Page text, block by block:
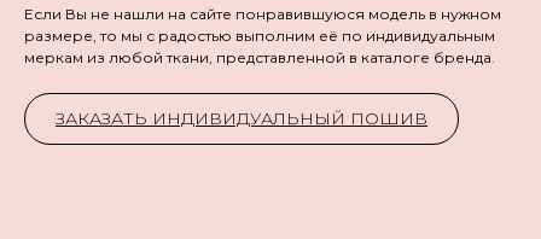
Если Вы не нашли на сайте понравившуюся модель в нужном
размере, то мы с радостью выполним её по индивидуальным
меркам из любой ткани, представленной в каталоге бренда.
ЗАКАЗАТЬ ИНДИВИДУАЛЬНЫЙ ПОШИВ